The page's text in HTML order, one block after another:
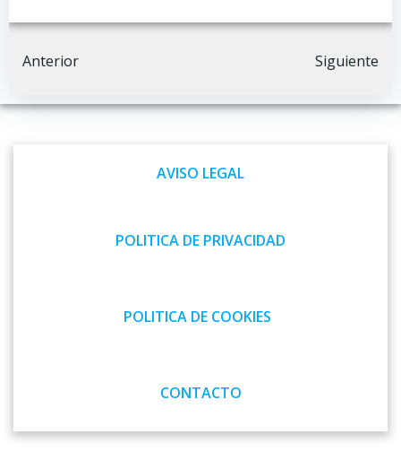
Navegación
por
Anterior
Navegación
por
las
Siguiente
AVISO LEGAL
POLITICA DE PRIVACIDAD
POLITICA DE COOKIES
CONTACTO